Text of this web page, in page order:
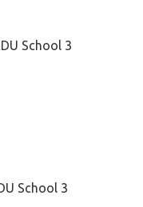
School 3
School 3